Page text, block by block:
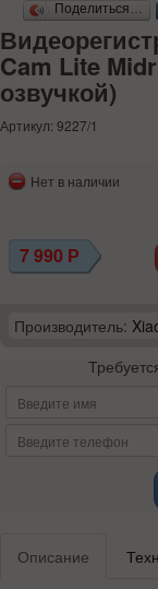
Поделиться…
Cam Lite
озвучкой)
Артикул: 9227/1
Нет в наличии
7 990 Р
Производитель:
Описание